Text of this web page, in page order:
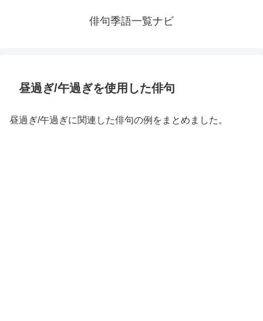
俳句季語一覧ナビ
昼過ぎ/午過ぎを使用した俳句
昼過ぎ/午過ぎに関連した俳句の例をまとめました。